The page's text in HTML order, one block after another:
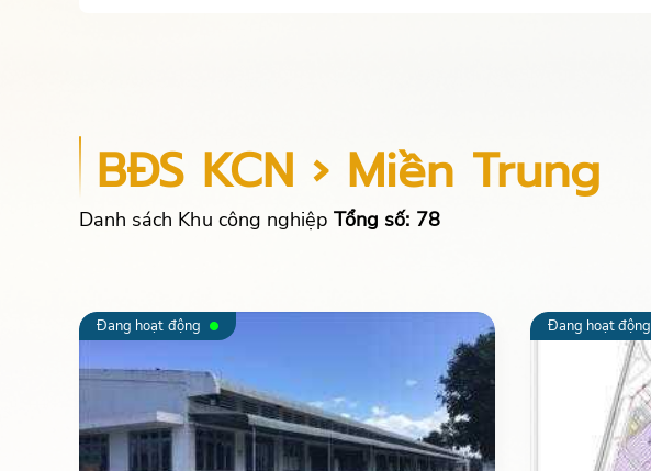
BĐS KCN › Miền Trung
Danh sách Khu công nghiệpTổng số: 78
Đang hoạt động Đang hoạt động